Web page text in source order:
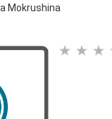
Mokrushina